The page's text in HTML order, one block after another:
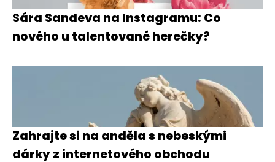
Sára Sandeva na Instagramu: Co
nového u talentované herečky?
Zahrajte si na anděla s nebeskými
dárky z internetového obchodu